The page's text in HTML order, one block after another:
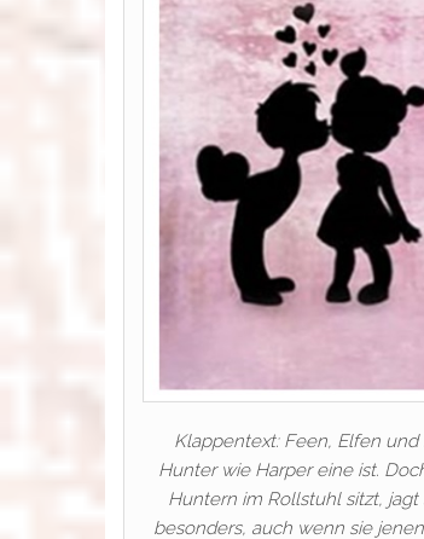
Klappentext: Feen, Elfen
Hunter wie Harper eine ist.
Huntern im Rollstuhl sitzt,
besonders, auch wenn sie